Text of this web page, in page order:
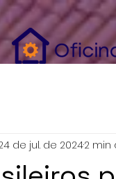
{ "em": [
de jul. de 20242 min